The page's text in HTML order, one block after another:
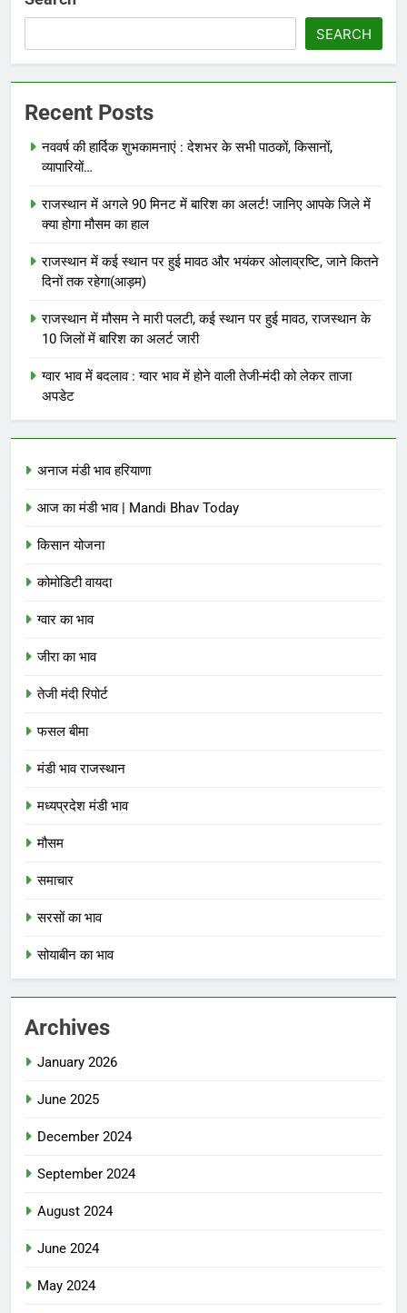
SEARCH
Recent Posts
नववर्ष की हार्दिक शुभकामनाएं : देशभर के सभी पाठकों, किसानों,
व्यापारियों…
राजस्थान में अगले 90 मिनट में बारिश का अलर्ट! जानिए आपके जिले में
क्या होगा मौसम का हाल
राजस्थान में कई स्थान पर हुई मावठ और भयंकर ओलाव्रष्टि, जाने कितने
दिनों तक रहेगा(आड़म)
राजस्थान में मौसम ने मारी पलटी, कई स्थान पर हुई मावठ, राजस्थान के
10 जिलों में बारिश का अलर्ट जारी
ग्वार भाव में बदलाव : ग्वार भाव में होने वाली तेजी-मंदी को लेकर ताजा
अपडेट
अनाज मंडी भाव हरियाणा
आज का मंडी भाव | Mandi Bhav Today
किसान योजना
कोमोडिटी वायदा
ग्वार का भाव
जीरा का भाव
तेजी मंदी रिपोर्ट
फसल बीमा
मंडी भाव राजस्थान
मध्यप्रदेश मंडी भाव
मौसम
समाचार
सरसों का भाव
सोयाबीन का भाव
Archives
January 2026
June 2025
December 2024
September 2024
August 2024
June 2024
May 2024